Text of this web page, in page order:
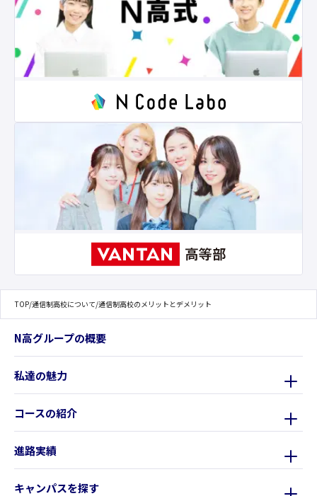
TOP/通信制高校について/通信制高校のメリットとデメリット
N高グループの概要
私達の魅力
コースの紹介
進路実績
キャンパスを探す